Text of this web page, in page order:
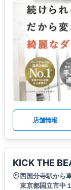
店舗情報
KICK THE
西国分寺駅から
東京都国立市中